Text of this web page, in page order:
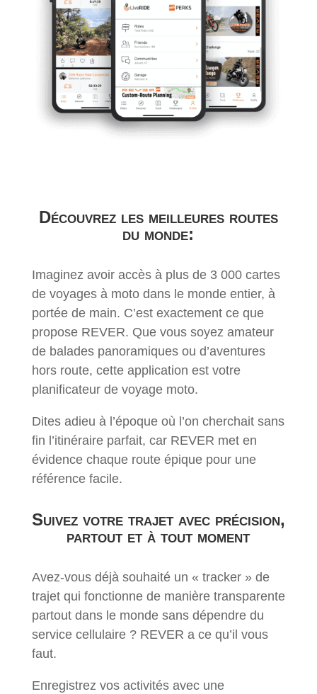
Découvrez les meilleures routes
du monde:
Imaginez avoir accès à plus de 3 000 cartes
de voyages à moto dans le monde entier, à
portée de main. C’est exactement ce que
propose REVER. Que vous soyez amateur
de balades panoramiques ou d’aventures
hors route, cette application est votre
planificateur de voyage moto.
Dites adieu à l’époque où l’on cherchait sans
fin l’itinéraire parfait, car REVER met en
évidence chaque route épique pour une
référence facile.
Suivez votre trajet avec précision,
partout et à tout moment
Avez-vous déjà souhaité un « tracker » de
trajet qui fonctionne de manière transparente
partout dans le monde sans dépendre du
service cellulaire ? REVER a ce qu’il vous
faut.
Enregistrez vos activités avec une